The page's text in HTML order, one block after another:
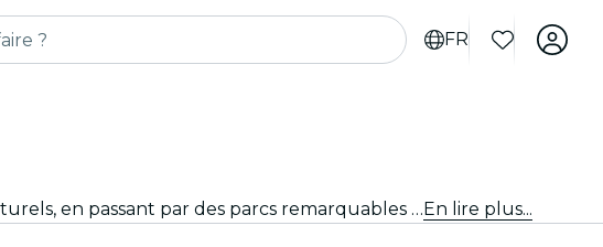
FR
Découvre les lieux incontournables de Zurich. Des monuments emblématiques aux hauts lieux culturels, en passant par des parcs remarquables et des endroits plus méconnus, et explore-les grâce à ces expériences. Laisse-toi surprendre par tout ce qui rend Zurich si unique.En lire plus...